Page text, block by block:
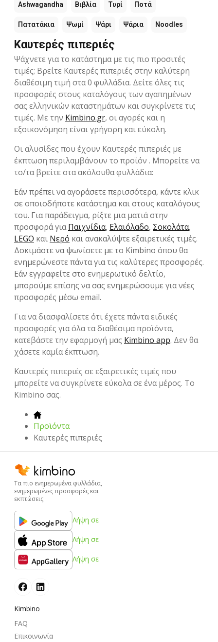
Ashwagandha Βιβλία Τυρί Ποτά
Πατατάκια Ψωμί Ψάρι Ψάρια Noodles
Καυτερές πιπεριές
Ψάχνετε για το κατάστημα με τις πιο προσιτές
τιμές; Βρείτε Καυτερές πιπεριές στην καλύτερη
διαθέσιμη τιμή στα 0 φυλλάδια. Δείτε όλες τις
προσφορές στους καταλόγους των αγαπημένων
σας ελληνικών καταστημάτων και συγκρίνετε τις
τιμές. Με την Kimbino.gr, οι αγορές και η
εξοικονόμηση είναι γρήγορη και εύκολη.
Οι αλυσίδες που έχουν Καυτερές πιπεριές με
έκπτωση περιλαμβάνουν το προϊόν . Μπορείτε να
το/τα βρείτε στα ακόλουθα φυλλάδια:
Εάν πρέπει να αγοράσετε περισσότερα, κάντε κλικ
σε οποιοδήποτε κατάστημα και στους καταλόγους
του. Για παράδειγμα, ρίξτε μια ματιά στην
προσφορά γιαΠαιχνίδια, Ελαιόλαδο, Σοκολάτα,
LEGO και Νερό και ανακαλύψτε εξαιρετικές τιμές.
Δοκιμάστε να ψωνίσετε με το Kimbino όπου θα
ενημερώνεστε πάντα για τις καλύτερες προσφορές.
Εάν εγγραφείτε στο ενημερωτικό δελτίο,
μπορούμε επίσης να σας ενημερώσουμε για νέες
προσφορές μέσω email.
Για να διασφαλίσετε ότι έχετε πάντα ειδικές
προσφορές για όλα τα διαθέσιμα προϊόντα,
κατεβάστε την εφαρμογή μας Kimbino app. Δεν θα
χάσετε καμία έκπτωση.
Καυτερές πιπεριές σε εξαιρετικές τιμές που
μπορείτε να συγκρίνετε εύκολα σε ένα μέρος. Το
Kimbino σας.
Προϊόντα
Καυτερές πιπεριές
Τα πιο ενημερωμένα φυλλάδια,
ενημερωμένες προσφορές και
εκπτώσεις
Λήψη σε
Λήψη σε
Λήψη σε
Kimbino
FAQ
Επικοινωνία